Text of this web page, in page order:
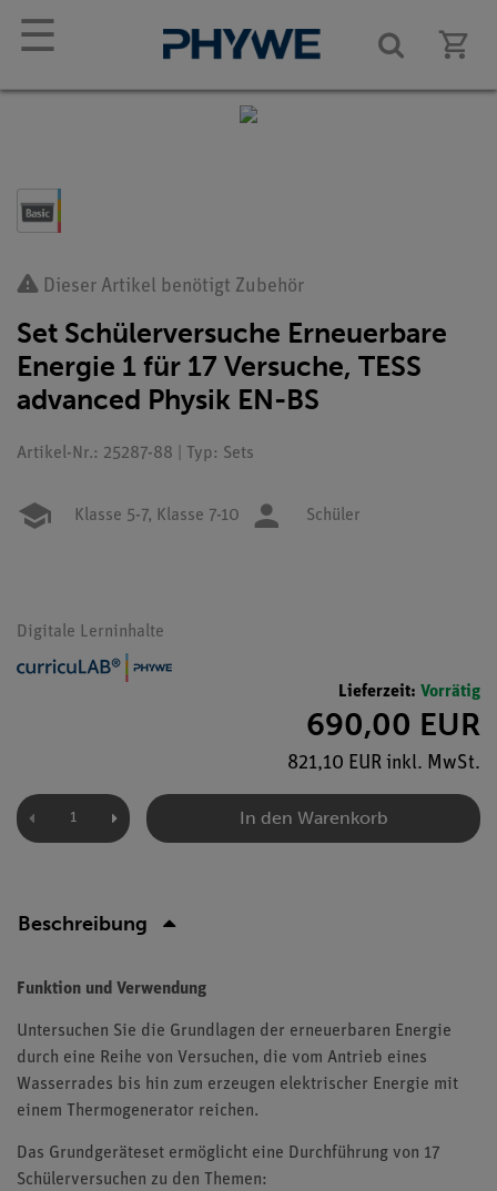
☰
Dieser Artikel benötigt Zubehör
Set Schülerversuche Erneuerbare
Energie 1 für 17 Versuche, TESS
advanced Physik EN-BS
Artikel-Nr.: 25287-88 | Typ: Sets
Klasse 5-7, Klasse 7-10 Schüler
Digitale Lerninhalte
Lieferzeit: Vorrätig
690,00 EUR
821,10 EUR inkl. MwSt.
In den Warenkorb
Beschreibung
Funktion und Verwendung
Untersuchen Sie die Grundlagen der erneuerbaren Energie
durch eine Reihe von Versuchen, die vom Antrieb eines
Wasserrades bis hin zum erzeugen elektrischer Energie mit
einem Thermogenerator reichen.
Das Grundgeräteset ermöglicht eine Durchführung von 17
Schülerversuchen zu den Themen: